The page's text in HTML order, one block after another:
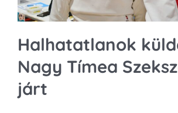
Halhatatlanok
Nagy Tímea
járt